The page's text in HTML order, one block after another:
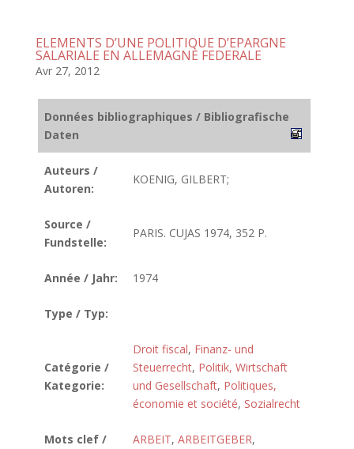
ELEMENTS D’UNE POLITIQUE D’EPARGNE
SALARIALE EN ALLEMAGNE FEDERALE
Avr 27, 2012
Données bibliographiques / Bibliografische
Daten
Auteurs /
Autoren:
KOENIG, GILBERT;
Source /
Fundstelle:
PARIS. CUJAS 1974, 352 P.
Année / Jahr: 1974
Type / Typ:
Catégorie /
Kategorie:
Droit fiscal, Finanz- und
Steuerrecht, Politik, Wirtschaft
und Gesellschaft, Politiques,
économie et société, Sozialrecht
Mots clef /
ARBEIT, ARBEITGEBER,